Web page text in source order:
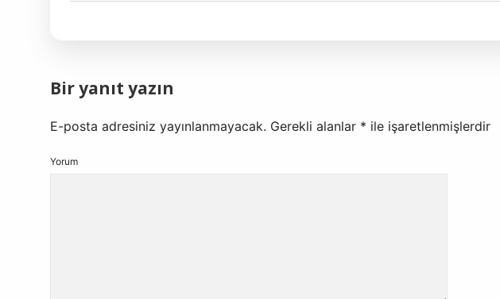
Bir yanıt yazın
E-posta adresiniz yayınlanmayacak. Gerekli alanlar * ile işaretlenmişlerdir
Yorum